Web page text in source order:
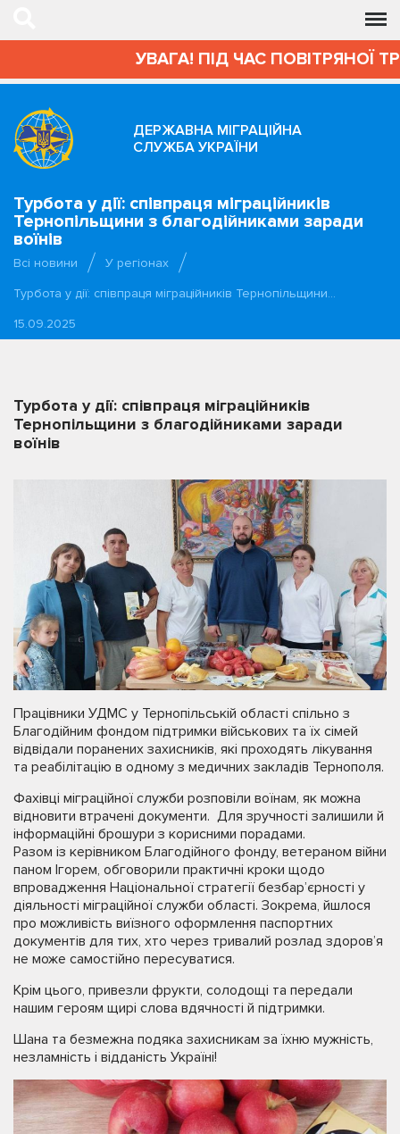
УВАГА! ПІД ЧАС ПОВІТРЯНОЇ
ДЕРЖАВНА МІГРАЦІЙНА
СЛУЖБА УКРАЇНИ
Турбота у дії: співпраця міграційників
Тернопільщини з благодійниками заради
воїнів
Всі новини
У регіонах
Турбота у дії: співпраця міграційників Тернопільщини…
15.09.2025
Турбота у дії: співпраця міграційників
Тернопільщини з благодійниками заради
воїнів
Працівники УДМС у Тернопільській області спільно з
Благодійним фондом підтримки військових та їх сімей
відвідали поранених захисників, які проходять лікування
та реабілітацію в одному з медичних закладів Тернополя.
Фахівці міграційної служби розповіли воїнам, як можна
відновити втрачені документи. Для зручності залишили й
інформаційні брошури з корисними порадами.
Разом із керівником Благодійного фонду, ветераном війни
паном Ігорем, обговорили практичні кроки щодо
впровадження Національної стратегії безбар’єрності у
діяльності міграційної служби області. Зокрема, йшлося
про можливість виїзного оформлення паспортних
документів для тих, хто через тривалий розлад здоров’я
не може самостійно пересуватися.
Крім цього, привезли фрукти, солодощі та передали
нашим героям щирі слова вдячності й підтримки.
Шана та безмежна подяка захисникам за їхню мужність,
незламність і відданість Україні!